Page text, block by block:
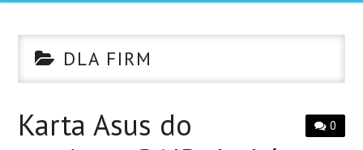
DLA FIRMDLA FIRM
0
Karta Asus do